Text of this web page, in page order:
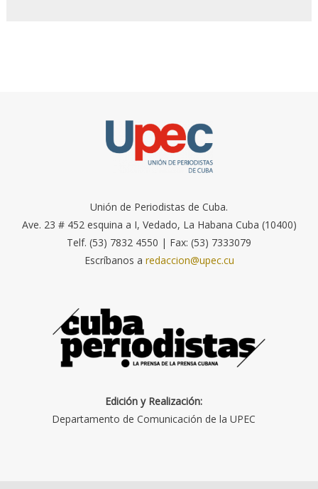
Unión de Periodistas de Cuba.
Ave. 23 # 452 esquina a I, Vedado, La Habana Cuba (10400)
Telf. (53) 7832 4550 | Fax: (53) 7333079
Escríbanos a redaccion@upec.cu
Edición y Realización:
Departamento de Comunicación de la UPEC